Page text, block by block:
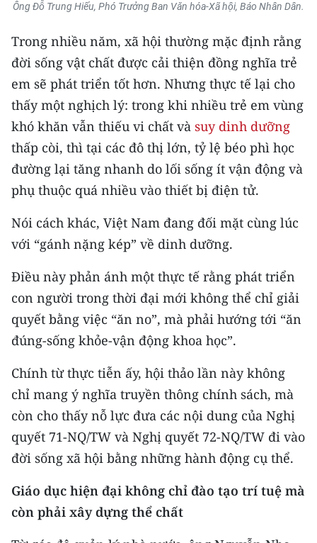
THỜI NAY
NHÂN DÂN CUỐI TUẦN
NHÂN DÂN HẰNG THÁNG
MUA BÁO
ĐỌC BÁO IN
中文
FRANÇAIS
РУССКИЙ
ESPAÑOL
한국어
Ông Đỗ Trung Hiếu, Phó Trưởng Ban Văn hóa-Xã hội, Báo Nhân Dân.
Trong nhiều năm, xã hội thường mặc định rằng
đời sống vật chất được cải thiện đồng nghĩa trẻ
em sẽ phát triển tốt hơn. Nhưng thực tế lại cho
thấy một nghịch lý: trong khi nhiều trẻ em vùng
khó khăn vẫn thiếu vi chất và suy dinh dưỡng
thấp còi, thì tại các đô thị lớn, tỷ lệ béo phì học
đường lại tăng nhanh do lối sống ít vận động và
phụ thuộc quá nhiều vào thiết bị điện tử.
Nói cách khác, Việt Nam đang đối mặt cùng lúc
với “gánh nặng kép” về dinh dưỡng.
Điều này phản ánh một thực tế rằng phát triển
con người trong thời đại mới không thể chỉ giải
quyết bằng việc “ăn no”, mà phải hướng tới “ăn
đúng-sống khỏe-vận động khoa học”.
Chính từ thực tiễn ấy, hội thảo lần này không
chỉ mang ý nghĩa truyền thông chính sách, mà
còn cho thấy nỗ lực đưa các nội dung của Nghị
quyết 71-NQ/TW và Nghị quyết 72-NQ/TW đi vào
đời sống xã hội bằng những hành động cụ thể.
Giáo dục hiện đại không chỉ đào tạo trí tuệ mà
còn phải xây dựng thể chất